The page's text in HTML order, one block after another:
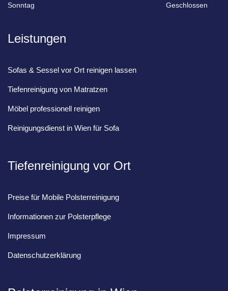
Sonntag Geschlossen
Leistungen
Sofas & Sessel vor Ort reinigen lassen
Tiefenreinigung von Matratzen
Möbel professionell reinigen
Reinigungsdienst in Wien für Sofa
Tiefenreinigung vor Ort
Preise für Mobile Polsterreinigung
Informationen zur Polsterpflege
Impressum
Datenschutzerklärung